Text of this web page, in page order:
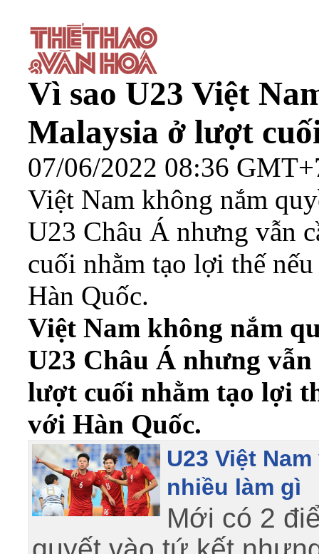
Vì sao U23 Việt
Malaysia ở lượt
07/06/2022 08:36
Việt Nam không nắm
U23 Châu Á nhưng vẫn
cuối nhằm tạo lợi thế
Hàn Quốc.
Việt Nam không nắm
U23 Châu Á nhưng
lượt cuối nhằm tạo lợi
với Hàn Quốc.
U23 Việt
nhiều làm gì
Mới có 2